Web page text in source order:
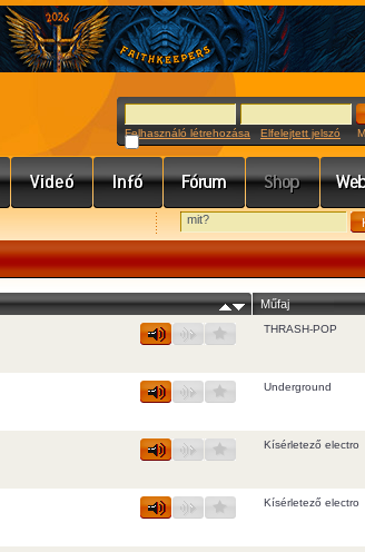
Felhasználó létrehozása Elfelejtett jelszó
Műfaj
THRASH-POP
Underground
Kísérletező electro
Kísérletező electro